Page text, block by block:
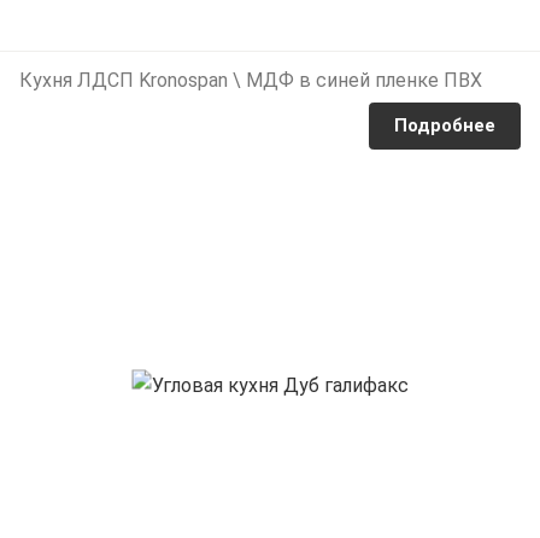
Кухня ЛДСП Kronospan \ МДФ в синей пленке ПВХ
Подробнее